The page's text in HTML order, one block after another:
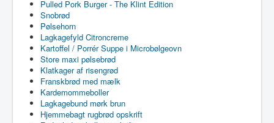
Pulled Pork Burger - The Klint Edition
Snobrød
Pølsehorn
Lagkagefyld Citroncreme
Kartoffel / Porrér Suppe i Microbølgeovn
Store maxi pølsebrød
Klatkager af risengrød
Franskbrød med mælk
Kardemommeboller
Lagkagebund mørk brun
Hjemmebagt rugbrød opskrift